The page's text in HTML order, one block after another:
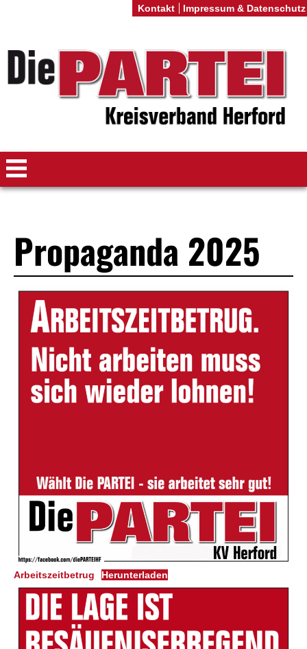
Propaganda 2025
Arbeitszeitbetrug Herunterladen
Kontakt Impressum & Datenschutz